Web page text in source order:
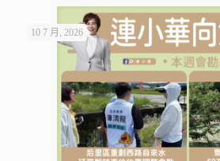
10 7 月, 2026